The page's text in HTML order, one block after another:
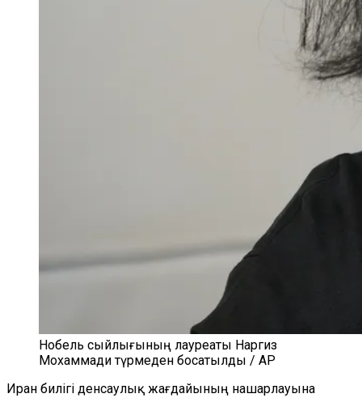
Нобель сыйлығының лауреаты Наргиз
Мохаммади түрмеден босатылды / AP
Иран билігі денсаулық жағдайының нашарлауына